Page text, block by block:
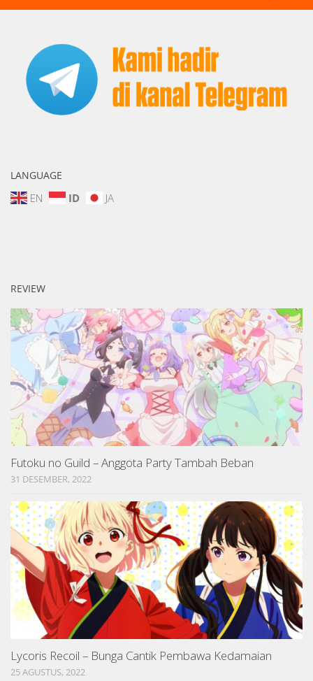
LANGUAGE
EN ID JA
REVIEW
Futoku no Guild – Anggota Party Tambah Beban
31 DESEMBER, 2022
Lycoris Recoil – Bunga Cantik Pembawa Kedamaian
25 AGUSTUS, 2022